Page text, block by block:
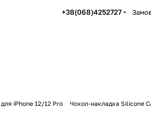
+38(068)4252727
iPhone 12/12 Pro Чохол-накладка Silicone